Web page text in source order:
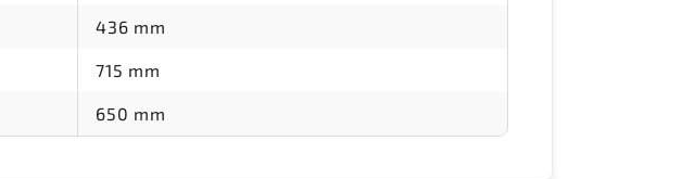
436 mm
715 mm
650 mm